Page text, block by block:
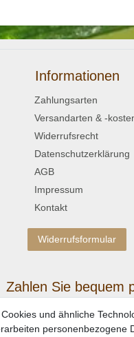
Informationen
Zahlungsarten
Versandarten & -
Widerrufsrecht
Datenschutzerklärung
AGB
Impressum
Kontakt
Widerrufsformular
Zahlen Sie bequem
und ähnliche
personenbezogene